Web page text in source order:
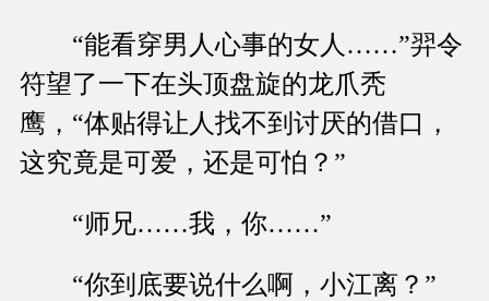
“能看穿男人心事的女人……”羿令
符望了一下在头顶盘旋的龙爪秃
鹰，“体贴得让人找不到讨厌的借口，
这究竟是可爱，还是可怕？”
“师兄……我，你……”
“你到底要说什么啊，小江离？”